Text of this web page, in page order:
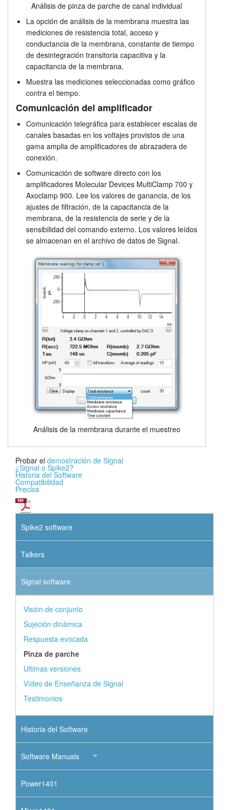
Análisis de pinza de parche de canal individual
La opción de análisis de la membrana muestra las
mediciones de resistencia total, acceso y
conductancia de la membrana, constante de tiempo
de desintegración transitoria capacitiva y la
capacitancia de la membrana.
Muestra las mediciones seleccionadas como gráfico
contra el tiempo.
Comunicación del amplificador
Comunicación telegráfica para establecer escalas de
canales basadas en los voltajes provistos de una
gama amplia de amplificadores de abrazadera de
conexión.
Comunicación de software directo con los
amplificadores Molecular Devices MultiClamp 700 y
Axoclamp 900. Lee los valores de ganancia, de los
ajustes de filtración, de la capacitancia de la
membrana, de la resistencia de serie y de la
sensibilidad del comando externo. Los valores leídos
se almacenan en el archivo de datos de Signal.
Análisis de la membrana durante el muestreo
Probar el demostración de Signal
¿Signal o Spike2?
Historia del Software
Compatibilidad
Precios
Spike2 software
Talkers
Signal software
Visión de conjunto
Sujeción dinámica
Respuesta evocada
Pinza de parche
Ultimas versiones
Vídeo de Enseñanza de Signal
Testimonios
Historia del Software
Software Manuals
Power1401